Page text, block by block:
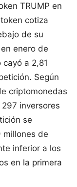
TRUMP en
cotiza
de su
enero de
a 2,81
Según
criptomonedas
inversores
se
millones de
inferior a los
en la primera